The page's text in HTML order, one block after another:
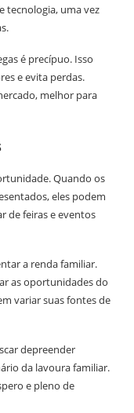
tecnologia, uma vez
é precípuo. Isso
e evita perdas.
melhor para
Quando os
eles podem
de feiras e eventos
a renda familiar.
as oportunidades do
variar suas fontes de
depreender
da lavoura familiar.
e pleno de